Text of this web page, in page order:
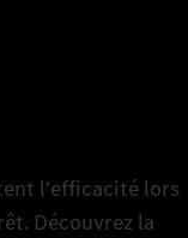
l'efficacité lors
Découvrez la